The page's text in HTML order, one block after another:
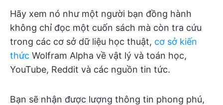
Hãy xem nó như một người bạn đồng hành
không chỉ đọc một cuốn sách mà còn tra cứu
trong các cơ sở dữ liệu học thuật, cơ sở kiến
thức Wolfram Alpha về vật lý và toán học,
YouTube, Reddit và các nguồn tin tức.
Bạn sẽ nhận được lượng thông tin phong phú,